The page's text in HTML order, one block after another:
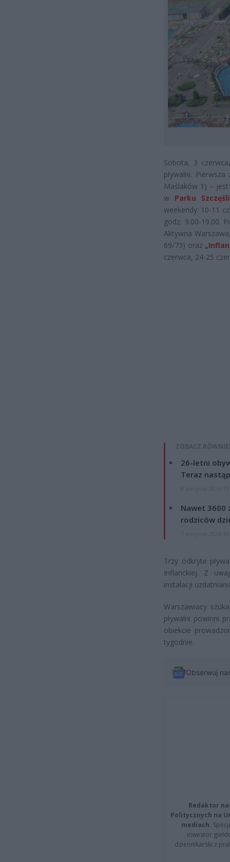
Sobota, 3
pływalni.
Maślaków 1) – jest
w Parku
weekendy: 10-11
godz. 9.00-19.00.
Aktywna
69/73) oraz
czerwca, 24-25
ZOBACZ
26-letni
Teraz
Nawet 3600
rodziców
Trzy odkryte
Inflanckiej. Z
instalacji
Warszawiacy
pływalni powinni
obiekcie
tygodnie.
Obserwuj
Redaktor
Politycznych na
mediach.
inwestor
dziennikarski z